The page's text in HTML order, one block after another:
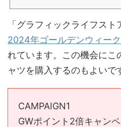
「グラフィックライフスト
2024年ゴールデンウィー
れています。この機会にこ
ャツを購入するのもよいで
CAMPAIGN1
GWポイント2倍キャンペ